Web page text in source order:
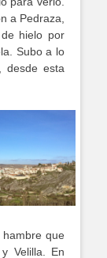
a Pedraza,
hielo por
Subo a lo
desde esta
que
Velilla. En